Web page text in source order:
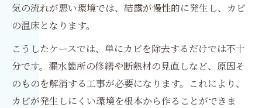
気の流れが悪い環境では、結露が慢性的に発生し、カビ
の温床となります。
こうしたケースでは、単にカビを除去するだけでは不十
分です。漏水箇所の修繕や断熱材の見直しなど、原因そ
のものを解消する工事が必要になります。これにより、
カビが発生しにくい環境を根本から作ることができま